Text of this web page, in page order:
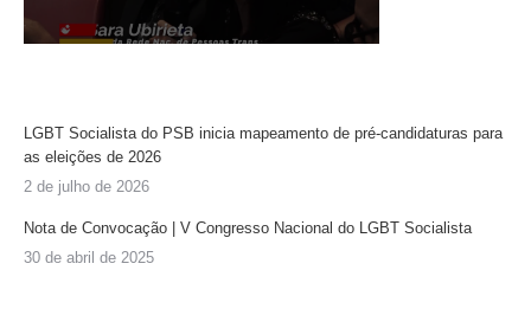
LGBT Socialista do PSB inicia mapeamento de pré-candidaturas para
as eleições de 2026
2 de julho de 2026
Nota de Convocação | V Congresso Nacional do LGBT Socialista
30 de abril de 2025